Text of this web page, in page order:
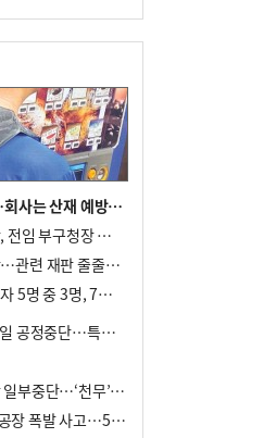
용차 규정에 막
노동자 살인 폭염과 사투…회사는 산재 예방·전기료 절감 전력
강서구 기간제노동자 사망, 전임 부구청장 檢 송치
중대재해법 위헌제청 파장…관련 재판 줄줄이 브레이크
한화에어로 폭발사고 희생자 5명 중 3명, 7일 영면
한화에어로스페이스, 4·5일 공정중단…특별 안전점검
한화에어로 대전공장 생산 일부중단…‘천무’ 수출 비상
한화에어로스페이스 대전공장 폭발 사고…5명 사망·2명 부상(종합)